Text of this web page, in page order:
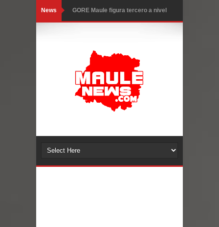
News GORE Maule figura tercero a nivel
traslados con $133 millones
Dos internos intentaron escapar por
un forado desde la cárcel de Talca
Temporal obliga a cerrar
Chancho en Talca tras caída de